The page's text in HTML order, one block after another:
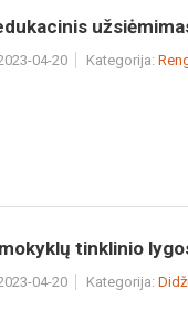
04-20 Kategorija:
tinklinio
04-20 Kategorija: